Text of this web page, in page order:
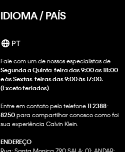
IDIOMA / PAÍS
PT
Fale com um de nossos especialistas de
Segunda a Quinta-feira das 9:00 as 18:00
e às Sextas-feiras das 9:00 às 17:00.
(Exceto feriados)
Entre em contato pelo telefone11 2388-
8250para compartilhar conosco como foi
sua experiência Calvin Klein.
ENDEREÇO